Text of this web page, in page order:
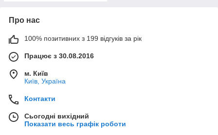
Про нас
100% позитивних з 199 відгуків за рік
Працює з 30.08.2016
м. Київ
Київ, Україна
Контакти
Сьогодні вихідний
Показати весь графік роботи